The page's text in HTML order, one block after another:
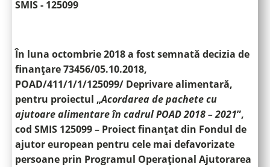
SMIS - 125099
În luna octombrie 2018 a fost semnată decizia de
finanțare 73456/05.10.2018,
POAD/411/1/1/125099/ Deprivare alimentară,
pentru proiectul „Acordarea de pachete cu
ajutoare alimentare în cadrul POAD 2018 – 2021”,
cod SMIS 125099 – Proiect finanțat din Fondul de
ajutor european pentru cele mai defavorizate
persoane prin Programul Operațional Ajutorarea